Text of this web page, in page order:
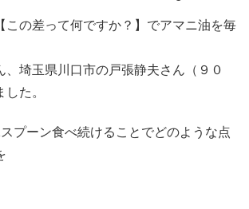
この差って何ですか？】でアマニ油を毎
、埼玉県川口市の戸張静夫さん（９０
た。
プーン食べ続けることでどのような点